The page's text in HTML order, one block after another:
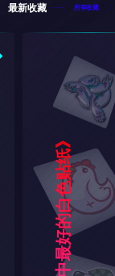
最新收藏 所有收藏
《
纸